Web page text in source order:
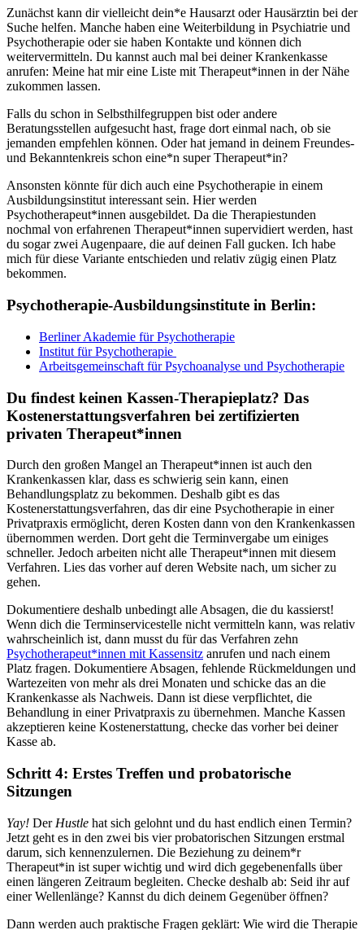
Zunächst kann dir vielleicht dein*e Hausarzt oder Hausärztin bei der
Suche helfen. Manche haben eine Weiterbildung in Psychiatrie und
Psychotherapie oder sie haben Kontakte und können dich
weitervermitteln. Du kannst auch mal bei deiner Krankenkasse
anrufen: Meine hat mir eine Liste mit Therapeut*innen in der Nähe
zukommen lassen.
Falls du schon in Selbsthilfegruppen bist oder andere
Beratungsstellen aufgesucht hast, frage dort einmal nach, ob sie
jemanden empfehlen können. Oder hat jemand in deinem Freundes-
und Bekanntenkreis schon eine*n super Therapeut*in?
Ansonsten könnte für dich auch eine Psychotherapie in einem
Ausbildungsinstitut interessant sein. Hier werden
Psychotherapeut*innen ausgebildet. Da die Therapiestunden
nochmal von erfahrenen Therapeut*innen supervidiert werden, hast
du sogar zwei Augenpaare, die auf deinen Fall gucken. Ich habe
mich für diese Variante entschieden und relativ zügig einen Platz
bekommen.
Psychotherapie-Ausbildungsinstitute in Berlin:
Berliner Akademie für Psychotherapie
Institut für Psychotherapie
Arbeitsgemeinschaft für Psychoanalyse und Psychotherapie
Du findest keinen Kassen-Therapieplatz? Das
Kostenerstattungsverfahren bei zertifizierten
privaten Therapeut*innen
Durch den großen Mangel an Therapeut*innen ist auch den
Krankenkassen klar, dass es schwierig sein kann, einen
Behandlungsplatz zu bekommen. Deshalb gibt es das
Kostenerstattungsverfahren, das dir eine Psychotherapie in einer
Privatpraxis ermöglicht, deren Kosten dann von den Krankenkassen
übernommen werden. Dort geht die Terminvergabe um einiges
schneller. Jedoch arbeiten nicht alle Therapeut*innen mit diesem
Verfahren. Lies das vorher auf deren Website nach, um sicher zu
gehen.
Dokumentiere deshalb unbedingt alle Absagen, die du kassierst!
Wenn dich die Terminservicestelle nicht vermitteln kann, was relativ
wahrscheinlich ist, dann musst du für das Verfahren zehn
Psychotherapeut*innen mit Kassensitz anrufen und nach einem
Platz fragen. Dokumentiere Absagen, fehlende Rückmeldungen und
Wartezeiten von mehr als drei Monaten und schicke das an die
Krankenkasse als Nachweis. Dann ist diese verpflichtet, die
Behandlung in einer Privatpraxis zu übernehmen. Manche Kassen
akzeptieren keine Kostenerstattung, checke das vorher bei deiner
Kasse ab.
Schritt 4: Erstes Treffen und probatorische
Sitzungen
Yay! Der Hustle hat sich gelohnt und du hast endlich einen Termin?
Jetzt geht es in den zwei bis vier probatorischen Sitzungen erstmal
darum, sich kennenzulernen. Die Beziehung zu deinem*r
Therapeut*in ist super wichtig und wird dich gegebenenfalls über
einen längeren Zeitraum begleiten. Checke deshalb ab: Seid ihr auf
einer Wellenlänge? Kannst du dich deinem Gegenüber öffnen?
Dann werden auch praktische Fragen geklärt: Wie wird die Therapie